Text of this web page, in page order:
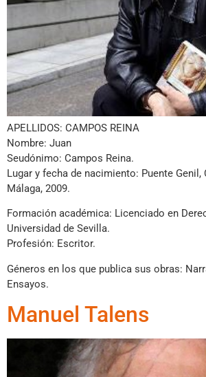
APELLIDOS: CAMPOS REINA
Nombre: Juan
Seudónimo: Campos Reina.
Lugar y fecha de nacimiento: Puente Genil,
Málaga, 2009.
Formación académica: Licenciado en
Universidad de Sevilla.
Profesión: Escritor.
Géneros en los que publica sus obras:
Ensayos.
Manuel Talens